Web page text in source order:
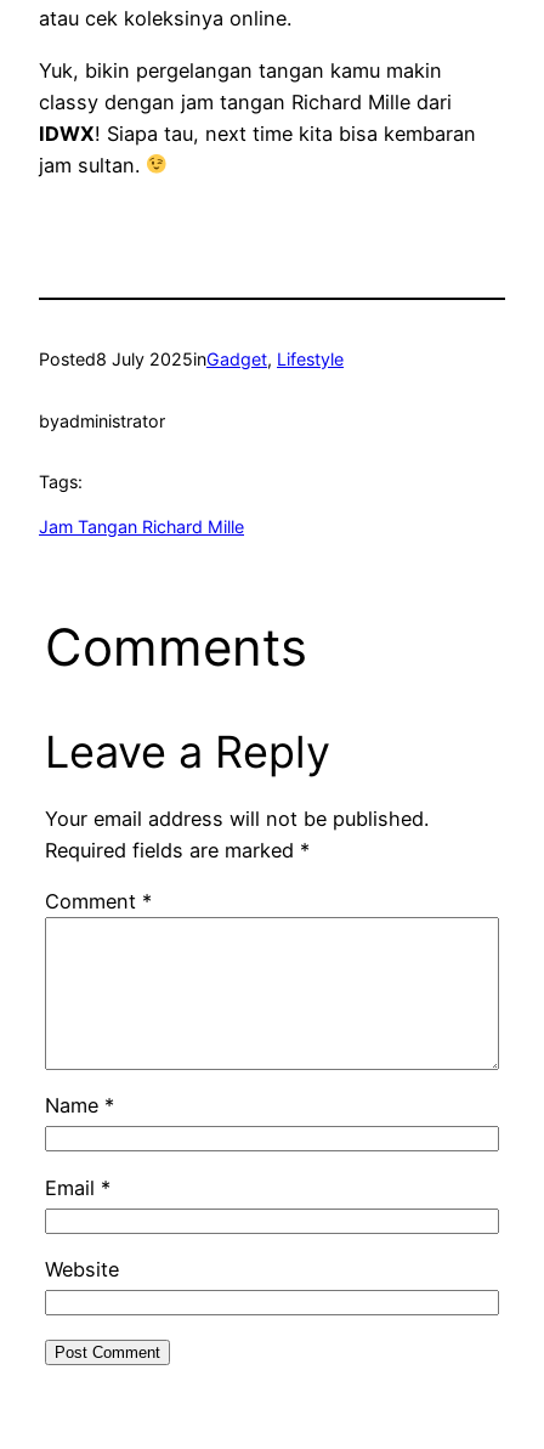
atau cek koleksinya online.
Yuk, bikin pergelangan tangan kamu makin
classy dengan jam tangan Richard Mille dari
IDWX! Siapa tau, next time kita bisa kembaran
jam sultan.
Posted8 July 2025inGadget, Lifestyle
byadministrator
Tags:
Jam Tangan Richard Mille
Comments
Leave a Reply
Your email address will not be published.
Required fields are marked *
Comment *
Name *
Email *
Website